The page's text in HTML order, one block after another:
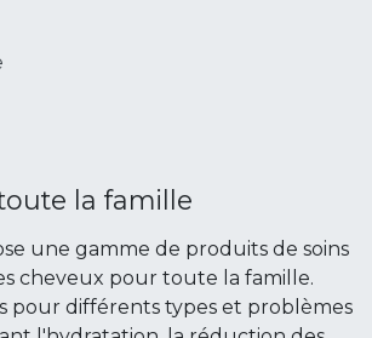
la famille
une gamme de produits de soins
cheveux pour toute la famille.
pour différents types et problèmes